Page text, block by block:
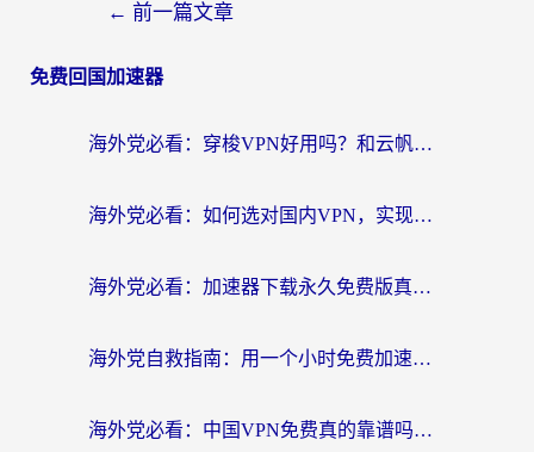
← 前一篇文章
免费回国加速器
海外党必看：穿梭VPN好用吗？和云帆VPN对比哪个回国效果更好？附真实测评+避坑指南
海外党必看：如何选对国内VPN，实现无缝访问国内资源？
海外党必看：加速器下载永久免费版真的存在吗？教你无缝访问国内资源的正确姿势
海外党自救指南：用一个小时免费加速器，轻松打破国内资源访问壁垒？
海外党必看：中国VPN免费真的靠谱吗？手把手教你选对回国加速器